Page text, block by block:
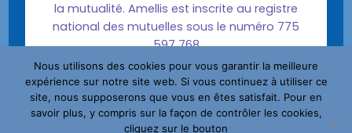
la mutualité. Amellis est inscrite au registre
national des mutuelles sous le numéro 775
597 768
Propulsé par Wordpress & Ciblemut
Nous utilisons des cookies pour vous garantir la meilleure
expérience sur notre site web. Si vous continuez à utiliser ce
site, nous supposerons que vous en êtes satisfait. Pour en
savoir plus, y compris sur la façon de contrôler les cookies,
cliquez sur le bouton